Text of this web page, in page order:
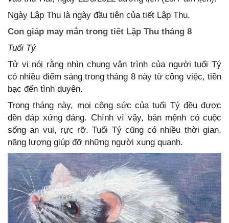
Ngày Lập Thu là ngày đầu tiên của tiết Lập Thu.
Con giáp may mắn trong tiết Lập Thu tháng 8
Tuổi Tý
Tử vi nói rằng nhìn chung vận trình của người tuổi Tý
có nhiều điểm sáng trong tháng 8 này từ công việc, tiền
bạc đến tình duyên.
Trong tháng này, mọi công sức của tuổi Tý đều được
đền đáp xứng đáng. Chính vì vậy, bản mệnh có cuộc
sống an vui, rực rỡ. Tuổi Tý cũng có nhiều thời gian,
năng lượng giúp đỡ những người xung quanh.